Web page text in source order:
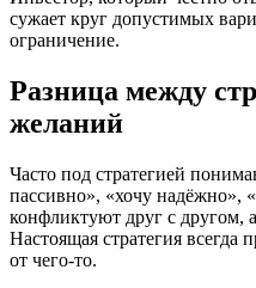
сужает круг допустимых
ограничение.
Разница между
желаний
Часто под стратегией
пассивно», «хочу надёжно»,
конфликтуют друг с другом,
Настоящая стратегия всегда
от чего-то.